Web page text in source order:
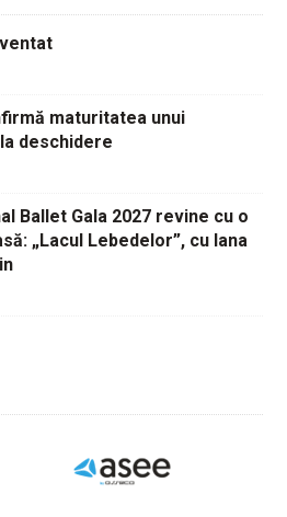
maturitatea unui
deschidere
Ballet Gala 2027 revine cu o
„Lacul Lebedelor”, cu Iana